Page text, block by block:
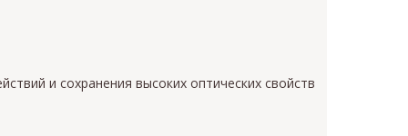
и сохранения высоких оптических свойств